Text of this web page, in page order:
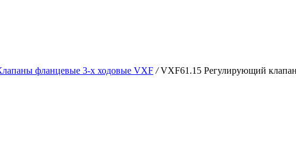
фланцевые 3-х ходовые VXF / VXF61.15 Регулирующий